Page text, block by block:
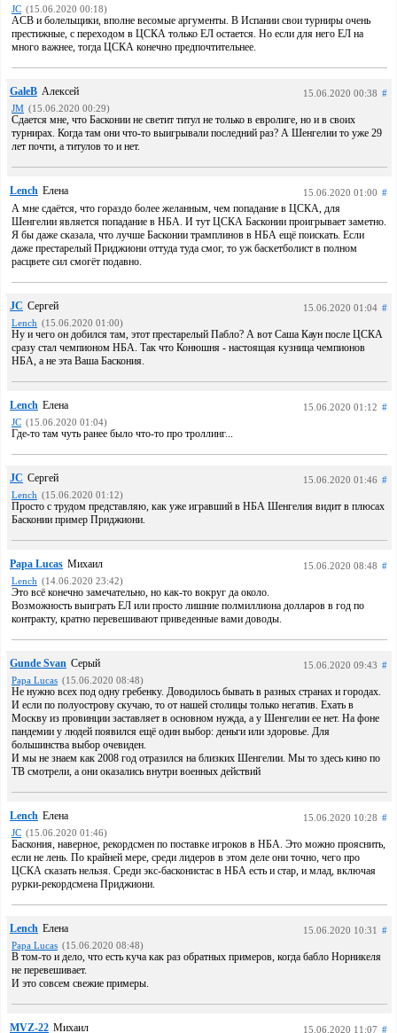
JC (15.06.2020 00:18)
ACB и болельщики, вполне весомые аргументы. В Испании свои турниры очень
престижные, с переходом в ЦСКА только ЕЛ остается. Но если для него ЕЛ на
много важнее, тогда ЦСКА конечно предпочтительнее.
GaleB Алексей 15.06.2020 00:38 #
JM (15.06.2020 00:29)
Сдается мне, что Басконии не светит титул не только в евролиге, но и в своих
турнирах. Когда там они что-то выигрывали последний раз? А Шенгелии то уже 29
лет почти, а титулов то и нет.
Lench Елена 15.06.2020 01:00 #
А мне сдаётся, что гораздо более желанным, чем попадание в ЦСКА, для
Шенгелии является попадание в НБА. И тут ЦСКА Басконии проигрывает заметно.
Я бы даже сказала, что лучше Басконии трамплинов в НБА ещё поискать. Если
даже престарелый Приджиони оттуда туда смог, то уж баскетболист в полном
расцвете сил смогёт подавно.
JC Сергей 15.06.2020 01:04 #
Lench (15.06.2020 01:00)
Ну и чего он добился там, этот престарелый Пабло? А вот Саша Каун после ЦСКА
сразу стал чемпионом НБА. Так что Конюшня - настоящая кузница чемпионов
НБА, а не эта Ваша Баскония.
Lench Елена 15.06.2020 01:12 #
JC (15.06.2020 01:04)
Где-то там чуть ранее было что-то про троллинг...
JC Сергей 15.06.2020 01:46 #
Lench (15.06.2020 01:12)
Просто с трудом представляю, как уже игравший в НБА Шенгелия видит в плюсах
Басконии пример Приджиони.
Papa Lucas Михаил 15.06.2020 08:48 #
Lench (14.06.2020 23:42)
Это всё конечно замечательно, но как-то вокруг да около.
Возможность выиграть ЕЛ или просто лишние полмиллиона долларов в год по
контракту, кратно перевешивают приведенные вами доводы.
Gunde Svan Серый 15.06.2020 09:43 #
Papa Lucas (15.06.2020 08:48)
Не нужно всех под одну гребенку. Доводилось бывать в разных странах и городах.
И если по полуострову скучаю, то от нашей столицы только негатив. Ехать в
Москву из провинции заставляет в основном нужда, а у Шенгелии ее нет. На фоне
пандемии у людей появился ещё один выбор: деньги или здоровье. Для
большинства выбор очевиден.
И мы не знаем как 2008 год отразился на близких Шенгелии. Мы то здесь кино по
ТВ смотрели, а они оказались внутри военных действий
Lench Елена 15.06.2020 10:28 #
JC (15.06.2020 01:46)
Баскония, наверное, рекордсмен по поставке игроков в НБА. Это можно прояснить,
если не лень. По крайней мере, среди лидеров в этом деле они точно, чего про
ЦСКА сказать нельзя. Среди экс-басконистас в НБА есть и стар, и млад, включая
рурки-рекордсмена Приджиони.
Lench Елена 15.06.2020 10:31 #
Papa Lucas (15.06.2020 08:48)
В том-то и дело, что есть куча как раз обратных примеров, когда бабло Норникеля
не перевешивает.
И это совсем свежие примеры.
MVZ-22 Михаил 15.06.2020 11:07 #